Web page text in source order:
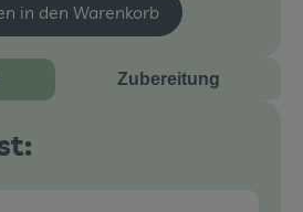
in den Warenkorb
Zubereitung